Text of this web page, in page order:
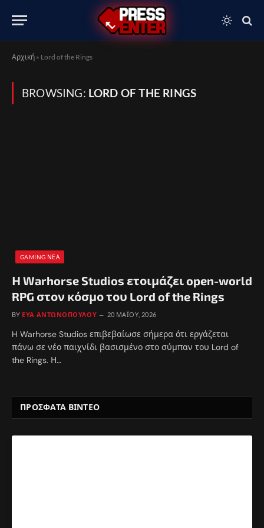
Αρχική » Lord of the Rings
BROWSING: LORD OF THE RINGS
GAMING ΝΈΑ
Η Warhorse Studios ετοιμάζει open-world
RPG στον κόσμο του Lord of the Rings
BY ΕΎΑ ΑΝΤΩΝΟΠΟΎΛΟΥ 20 ΜΑΪ́ΟΥ, 2026
H Warhorse Studios επιβεβαίωσε σήμερα ότι εργάζεται
πάνω σε νέο παιχνίδι βασισμένο στο σύμπαν του Lord of
the Rings. Η…
ΠΡΟΣΦΑΤΑ ΒΙΝΤΕΟ